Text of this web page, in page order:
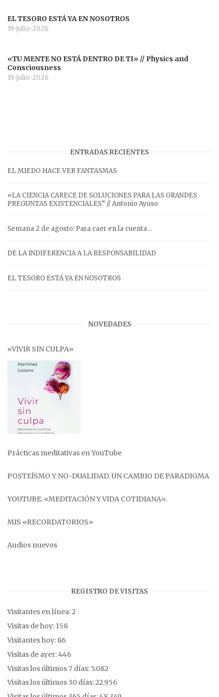
EL TESORO ESTÁ YA EN NOSOTROS
19-julio-2026
«TU MENTE NO ESTÁ DENTRO DE TI» // Physics and
Consciousness
19-julio-2026
ENTRADAS RECIENTES
EL MIEDO HACE VER FANTASMAS
«LA CIENCIA CARECE DE SOLUCIONES PARA LAS GRANDES
PREGUNTAS EXISTENCIALES” // Antonio Ayuso
Semana 2 de agosto: Para caer en la cuenta…
DE LA INDIFERENCIA A LA RESPONSABILIDAD
EL TESORO ESTÁ YA EN NOSOTROS
NOVEDADES
«VIVIR SIN CULPA»
Prácticas meditativas en YouTube
POSTEÍSMO Y NO-DUALIDAD. UN CAMBIO DE PARADIGMA
YOUTUBE: «MEDITACIÓN Y VIDA COTIDIANA».
MIS «RECORDATORIOS»
Audios nuevos
REGISTRO DE VISITAS
Visitantes en línea:2
Visitas de hoy: 158
Visitantes hoy: 86
Visitas de ayer:446
Visitas los últimos 7 días: 5.082
Visitas los últimos 30 días:22.956